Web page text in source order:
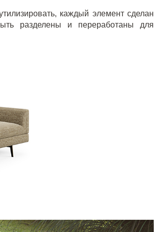
каждый элемент сделан
разделены и переработаны для